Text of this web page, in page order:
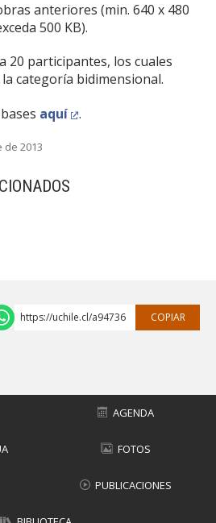
anteriores (min. 640 x 480
500 KB).
20 participantes, los cuales
categoría bidimensional.
aquí .
2013
https://uchile.cl/a94736 COPIAR
AGENDA
FOTOS
PUBLICACIONES